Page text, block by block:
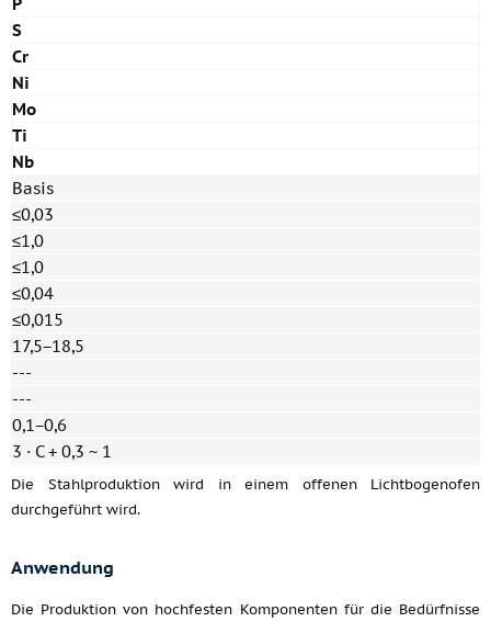
S
Cr
Ni
Mo
Ti
Nb
Basis
≤0,03
≤1,0
≤1,0
≤0,04
≤0,015
17,5−18,5
---
---
0,1−0,6
3 · C + 0,3 ~ 1
Die Stahlproduktion wird in einem offenen Lichtbogenofen
durchgeführt wird.
Anwendung
Die Produktion von hochfesten Komponenten für die Bedürfnisse